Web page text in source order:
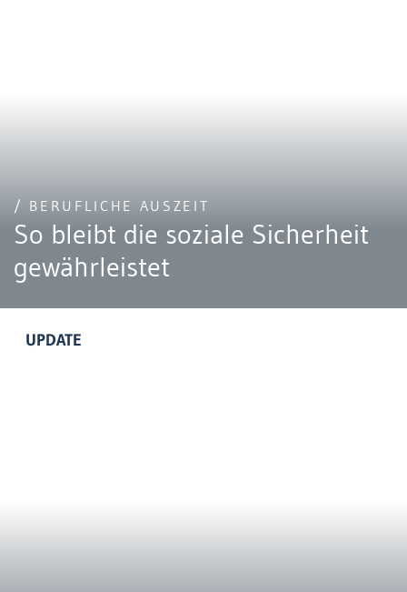
/ BERUFLICHE AUSZEIT
So bleibt die soziale Sicherheit
gewährleistet
UPDATE